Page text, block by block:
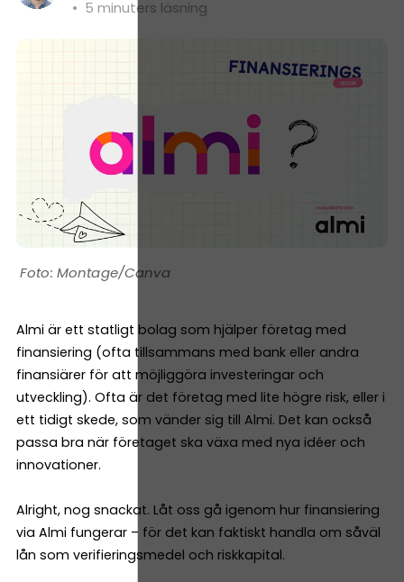
• 5 minuters läsning
Montage/Canva
Almi är ett statligt bolag som hjälper företag med
finansiering (ofta tillsammans med bank eller andra
finansiärer för att möjliggöra investeringar och
utveckling). Ofta är det företag med lite högre risk, eller i
ett tidigt skede, som vänder sig till Almi. Det kan också
passa bra när företaget ska växa med nya idéer och
innovationer.
Alright, nog snackat. Låt oss gå igenom hur finansiering
via Almi fungerar – för det kan faktiskt handla om såväl
lån som verifieringsmedel och riskkapital.